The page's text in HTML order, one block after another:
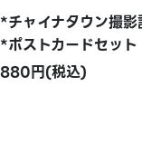
*チャイナタウン撮影
*ポストカードセット
880円(税込)